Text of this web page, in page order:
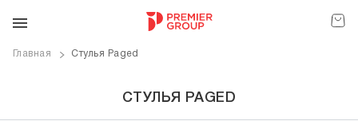
Главная Стулья Paged
СТУЛЬЯ PAGED